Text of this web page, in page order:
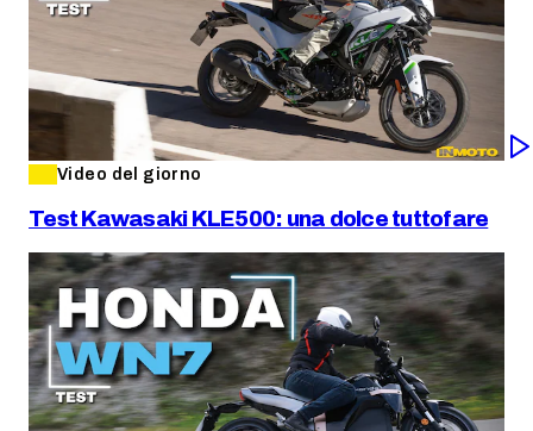
Video del giorno
Test Kawasaki KLE500: una dolce tuttofare